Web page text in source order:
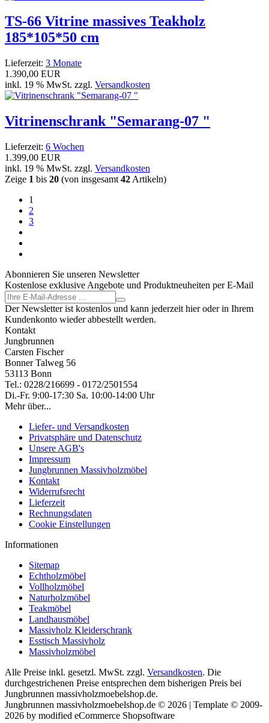
TS-66 Vitrine massives Teakholz
185*105*50 cm
Lieferzeit: 3 Monate
1.390,00 EUR
inkl. 19 % MwSt. zzgl. Versandkosten
Vitrinenschrank "Semarang-07 "
Lieferzeit: 6 Wochen
1.399,00 EUR
inkl. 19 % MwSt. zzgl. Versandkosten
Zeige 1 bis 20 (von insgesamt 42 Artikeln)
1
2
3
Abonnieren Sie unseren Newsletter
Kostenlose exklusive Angebote und Produktneuheiten per E-Mail
Der Newsletter ist kostenlos und kann jederzeit hier oder in Ihrem
Kundenkonto wieder abbestellt werden.
Kontakt
Jungbrunnen
Carsten Fischer
Bonner Talweg 56
53113 Bonn
Tel.: 0228/216699 - 0172/2501554
Di.-Fr. 9:00-17:30 Sa. 10:00-14:00 Uhr
Mehr über...
Liefer- und Versandkosten
Privatsphäre und Datenschutz
Unsere AGB's
Impressum
Jungbrunnen Massivholzmöbel
Kontakt
Widerrufsrecht
Lieferzeit
Rechnungsdaten
Cookie Einstellungen
Informationen
Sitemap
Echtholzmöbel
Vollholzmöbel
Naturholzmöbel
Teakmöbel
Landhausmöbel
Massivholz Kleiderschrank
Esstisch Massivholz
Massivholzmöbel
Alle Preise inkl. gesetzl. MwSt. zzgl. Versandkosten. Die
durchgestrichenen Preise entsprechen dem bisherigen Preis bei
Jungbrunnen massivholzmoebelshop.de.
Jungbrunnen massivholzmoebelshop.de © 2026 | Template © 2009-
2026 by modified eCommerce Shopsoftware